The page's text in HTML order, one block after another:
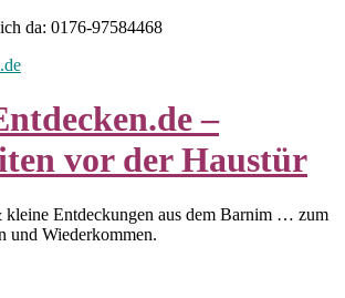
da: 0176-97584468
–
vor der Haustür
kleine Entdeckungen aus dem Barnim … zum
und Wiederkommen.